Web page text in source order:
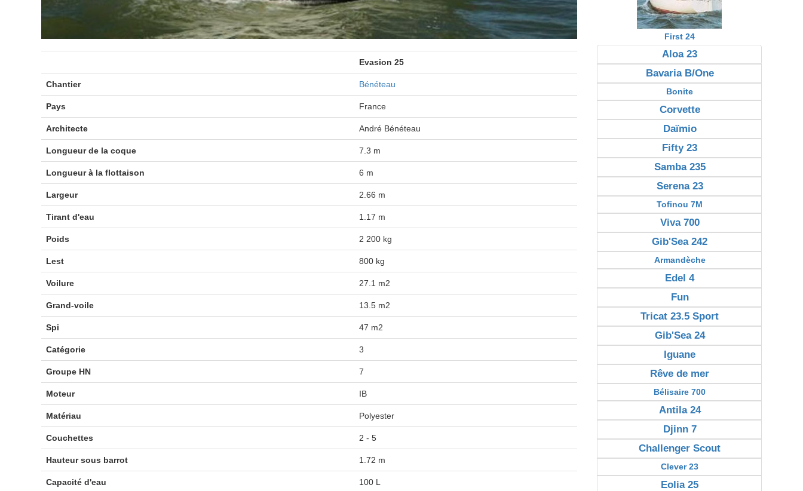
Evasion 25
Chantier Bénéteau
Pays France
Architecte André Bénéteau
Longueur de la coque 7.3 m
Longueur à la flottaison 6 m
Largeur 2.66 m
Tirant d'eau 1.17 m
Poids 2 200 kg
Lest 800 kg
Voilure 27.1 m2
Grand-voile 13.5 m2
Spi 47 m2
Catégorie 3
Groupe HN 7
Moteur IB
Matériau Polyester
Couchettes 2 - 5
Hauteur sous barrot 1.72 m
Capacité d'eau 100 L
First 24
Aloa 23
Bavaria B/One
Bonite
Corvette
Daïmio
Fifty 23
Samba 235
Serena 23
Tofinou 7M
Viva 700
Gib'Sea 242
Armandèche
Edel 4
Fun
Tricat 23.5 Sport
Gib'Sea 24
Iguane
Rêve de mer
Bélisaire 700
Antila 24
Djinn 7
Challenger Scout
Clever 23
Eolia 25